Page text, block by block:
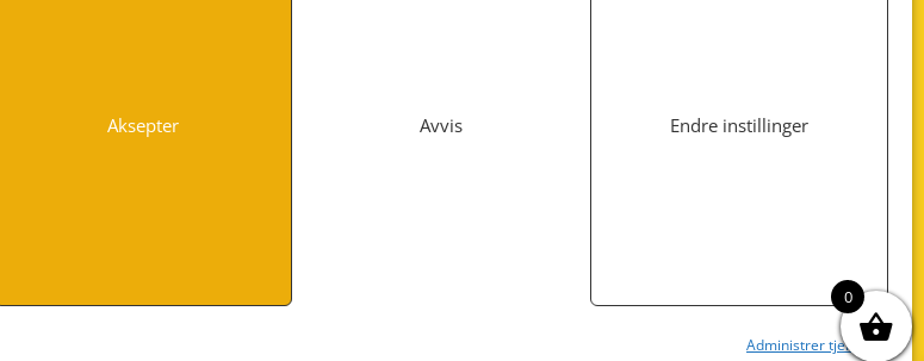
Administrer tjenester
Aksepter Avvis Endre instillinger
INFORMASJON
0